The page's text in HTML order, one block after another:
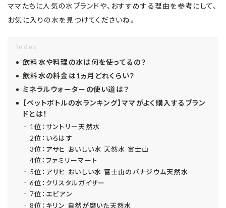
ママたちに人気の水ブランドや、おすすめする理由を参考にして、
お気に入りの水を見つけてくださいね。
Index
飲料水や料理の水は何を使ってるの？
飲料水の料金は1ヵ月どれくらい？
ミネラルウォーターの使い道は？
【ペットボトルの水ランキング】ママがよく購入するブラン
ドとは！
1位：サントリー天然水
2位：いろはす
3位：アサヒ おいしい水 天然水 富士山
4位：ファミリーマート
5位：アサヒ おいしい水 富士山のバナジウム天然水
6位：クリスタルガイザー
7位：エビアン
8位：キリン 自然が磨いた天然水